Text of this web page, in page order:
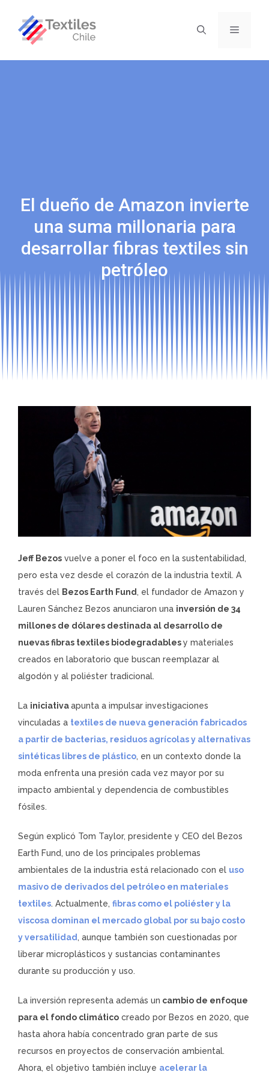
El dueño de Amazon invierte
una suma millonaria para
desarrollar fibras textiles sin
petróleo
Jeff Bezos vuelve a poner el foco en la sustentabilidad,
pero esta vez desde el corazón de la industria textil. A
través del Bezos Earth Fund, el fundador de Amazon y
Lauren Sánchez Bezos anunciaron una inversión de 34
millones de dólares destinada al desarrollo de
nuevas fibras textiles biodegradablesy materiales
creados en laboratorio que buscan reemplazar al
algodón y al poliéster tradicional.
La iniciativaapunta a impulsar investigaciones
vinculadas a textiles de nueva generación fabricados
a partir de bacterias, residuos agrícolas y alternativas
sintéticas libres de plástico, en un contexto donde la
moda enfrenta una presión cada vez mayor por su
impacto ambiental y dependencia de combustibles
fósiles.
Según explicó Tom Taylor, presidente y CEO del Bezos
Earth Fund, uno de los principales problemas
ambientales de la industria está relacionado con el uso
masivo de derivados del petróleo en materiales
textiles. Actualmente, fibras como el poliéster y la
viscosa dominan el mercado global por su bajo costo
y versatilidad, aunque también son cuestionadas por
liberar microplásticos y sustancias contaminantes
durante su producción y uso.
La inversión representa además un cambio de enfoque
para el fondo climático creado por Bezos en 2020, que
hasta ahora había concentrado gran parte de sus
recursos en proyectos de conservación ambiental.
Ahora, el objetivo también incluye acelerar la